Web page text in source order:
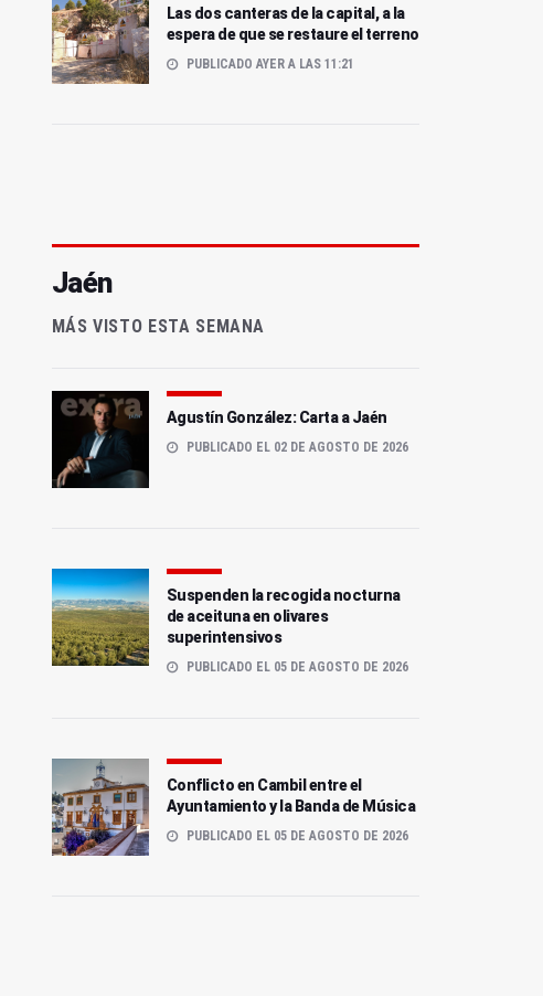
Las dos canteras de la capital, a la
espera de que se restaure el terreno
PUBLICADO AYER A LAS 11:21
Jaén
MÁS VISTO ESTA SEMANA
Agustín González: Carta a Jaén
PUBLICADO EL 02 DE AGOSTO DE 2026
Suspenden la recogida nocturna
de aceituna en olivares
superintensivos
PUBLICADO EL 05 DE AGOSTO DE 2026
Conflicto en Cambil entre el
Ayuntamiento y la Banda de Música
PUBLICADO EL 05 DE AGOSTO DE 2026